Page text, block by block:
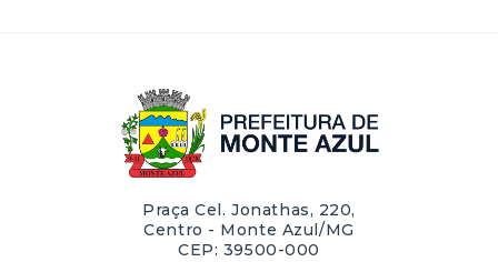
Praça Cel. Jonathas, 220,
Centro - Monte Azul/MG
CEP: 39500-000